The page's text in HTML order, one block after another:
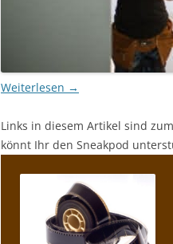
Weiterlesen →
Links in diesem Artikel sind
könnt Ihr den Sneakpod